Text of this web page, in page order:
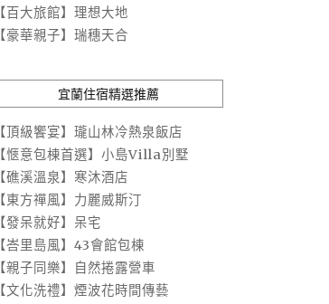
【百大旅館】理想大地
【豪華親子】瑞穗天合
宜蘭住宿精選推薦
【頂級饗宴】瓏山林冷熱泉飯店
【愜意包棟首選】小島Villa別墅
【礁溪溫泉】寒沐酒店
【東方禪風】力麗威斯汀
【發呆就好】呆宅
【峇里島風】43會館包棟
【親子同樂】自然捲露營車
【文化洗禮】煙波花時間傳藝